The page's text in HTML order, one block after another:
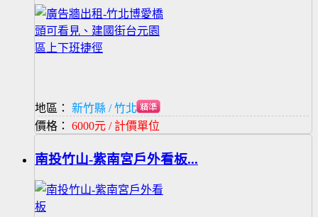
地區：
新竹縣 / 竹北市
價格： 6000元 / 計價單位
南投竹山-紫南宮戶外看板...